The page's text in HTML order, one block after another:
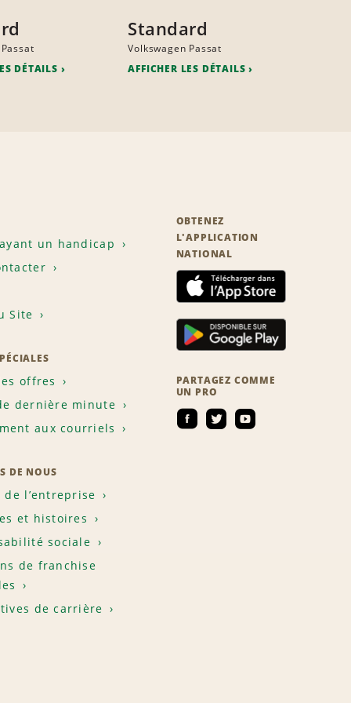
DÉTAILS
Standard
Volkswagen Passat
AFFICHER LES DÉTAILS
un handicap
Site
offres
dernière minute
aux courriels
DE NOUS
de l’entreprise
et histoires
sociale
de franchise
de carrière
OBTENEZ
L'APPLICATION
NATIONAL
PARTAGEZ COMME
UN PRO